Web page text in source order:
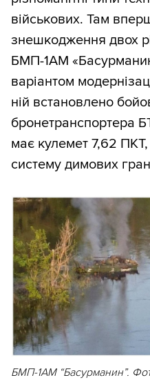
військових. Там
знешкодження двох
БМП-1АМ
варіантом
ній встановлено
бронетранспортера
має кулемет 7,62
систему димових
БМП-1АМ “Басурманин”.